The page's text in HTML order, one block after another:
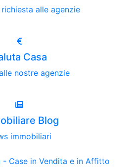
alle agenzie
Casa
nostre agenzie
Blog
immobiliari